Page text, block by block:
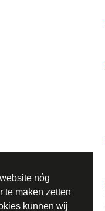
nóg
te maken zetten
kunnen wij